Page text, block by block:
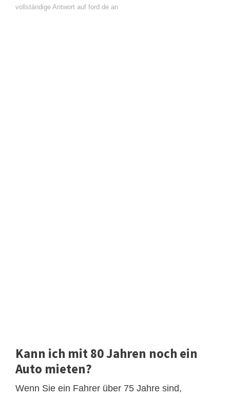
vollständige Antwort auf ford.de an
Kann ich mit 80 Jahren noch ein
Auto mieten?
Wenn Sie ein Fahrer über 75 Jahre sind,